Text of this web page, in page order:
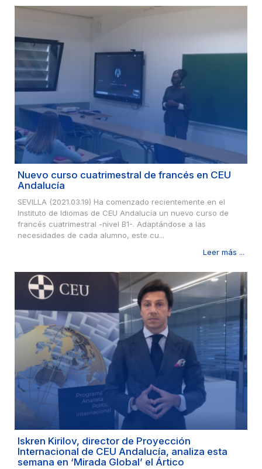
Nuevo curso cuatrimestral de francés en CEU
Andalucía
SEVILLA (2021.03.19) Ha comenzado recientemente en el
Instituto de Idiomas de CEU Andalucía un nuevo curso de
francés cuatrimestral -nivel B1-. Adaptándose a las
necesidades de cada alumno, este cu...
Leer más ...
Iskren Kirilov, director de Proyección
Internacional de CEU Andalucía, analiza esta
semana en ‘Mirada Global’ el Ártico